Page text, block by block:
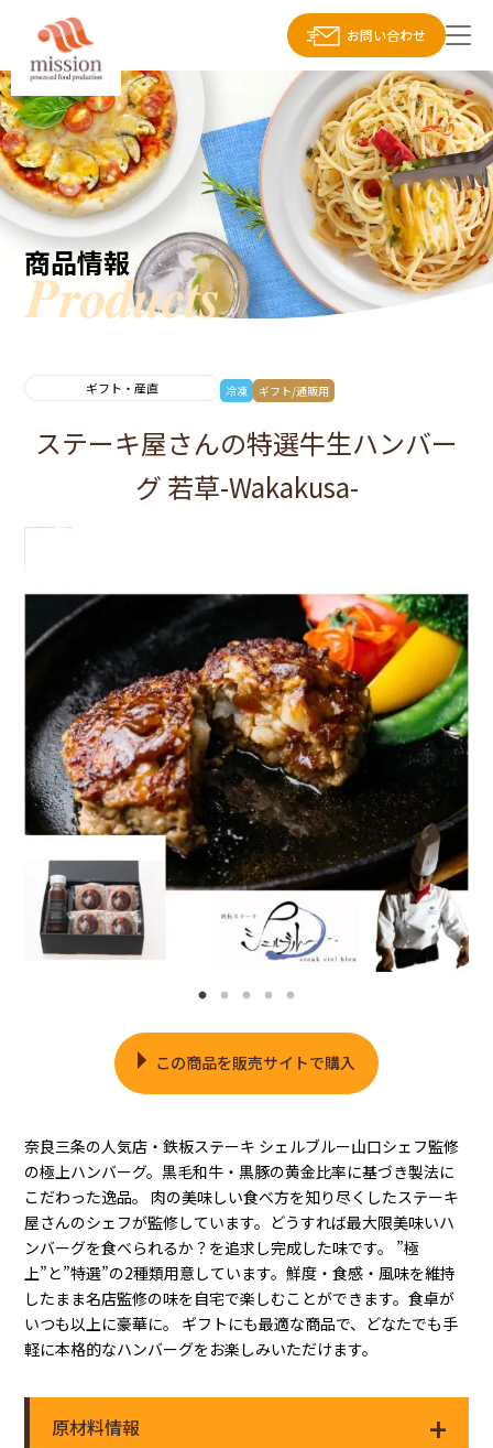
お問い合わせ
商品情報
ステーキ屋さんの特選牛生ハンバー
グ 若草-Wakakusa-
ギフト・産直 冷凍 ギフト/通販用
この商品を販売サイトで購入
奈良三条の人気店・鉄板ステーキ シェルブルー山口シェフ監修
の極上ハンバーグ。黒毛和牛・黒豚の黄金比率に基づき製法に
こだわった逸品。 肉の美味しい食べ方を知り尽くしたステーキ
屋さんのシェフが監修しています。どうすれば最大限美味いハ
ンバーグを食べられるか？を追求し完成した味です。 ”極
上”と”特選”の2種類用意しています。鮮度・食感・風味を維持
したまま名店監修の味を自宅で楽しむことができます。食卓が
いつも以上に豪華に。 ギフトにも最適な商品で、どなたでも手
軽に本格的なハンバーグをお楽しみいただけます。
原材料情報